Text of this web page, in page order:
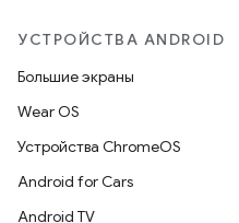
УСТРОЙСТВА ANDROID
Большие экраны
Wear OS
Устройства ChromeOS
Android for Cars
Android TV